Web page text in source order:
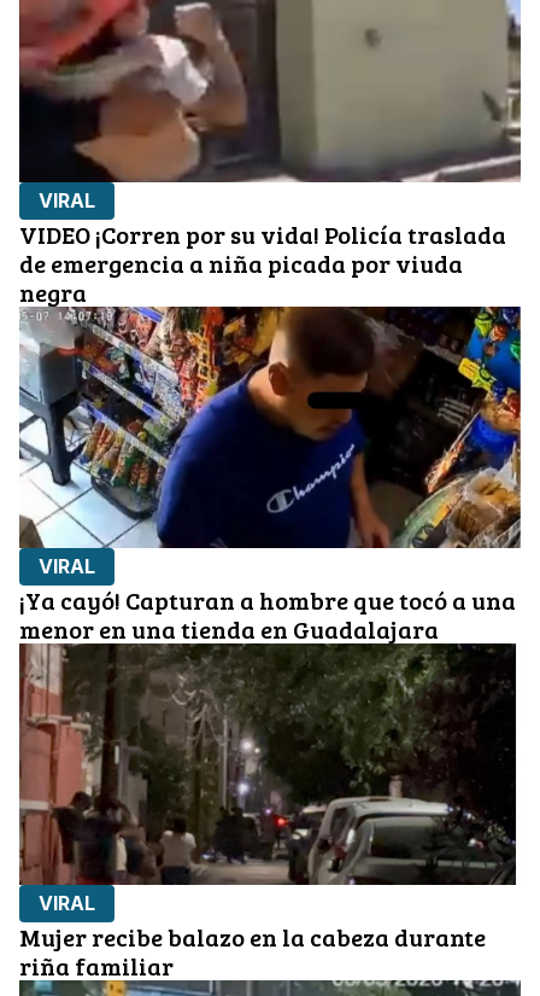
VIRAL
VIDEO ¡Corren por su vida! Policía traslada
de emergencia a niña picada por viuda
negra
VIRAL
¡Ya cayó! Capturan a hombre que tocó a una
menor en una tienda en Guadalajara
VIRAL
Mujer recibe balazo en la cabeza durante
riña familiar